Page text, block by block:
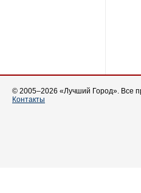
© 2005–2026 «Лучший Город». Все
Контакты